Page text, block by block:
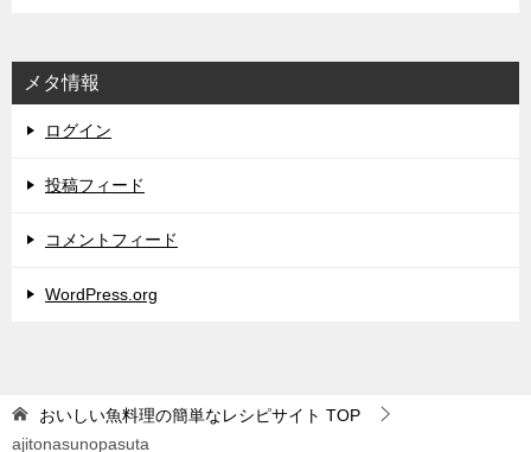
メタ情報
ログイン
投稿フィード
コメントフィード
WordPress.org
おいしい魚料理の簡単なレシピサイト TOP
ajitonasunopasuta